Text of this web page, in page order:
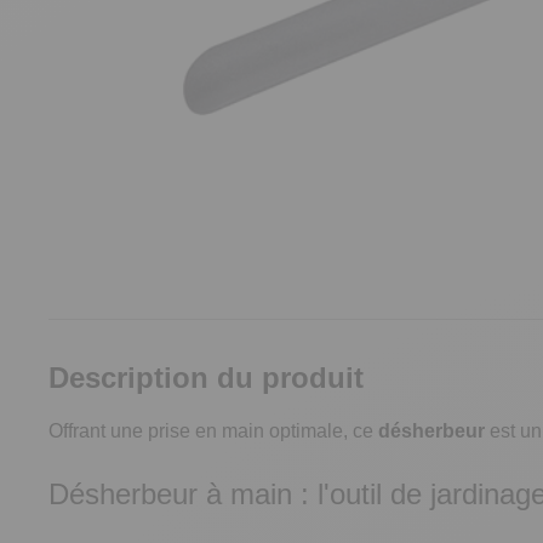
Description du produit
Offrant une prise en main optimale, ce désherbeur est un
Désherbeur à main : l'outil de